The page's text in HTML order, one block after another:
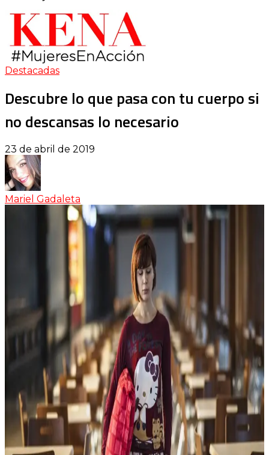
Destacadas
Descubre lo que pasa con tu cuerpo si
no descansas lo necesario
23 de abril de 2019
Mariel Gadaleta